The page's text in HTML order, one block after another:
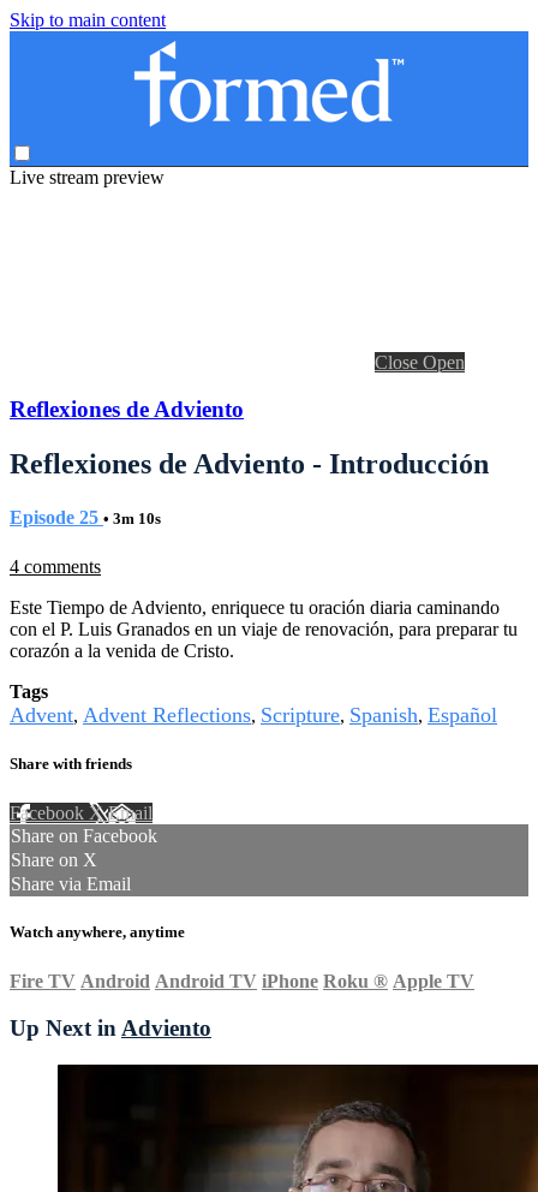
Skip to main content
Live stream preview
Close Open
Reflexiones de Adviento
Reflexiones de Adviento - Introducción
Episode 25 • 3m 10s
4 comments
Este Tiempo de Adviento, enriquece tu oración diaria caminando
con el P. Luis Granados en un viaje de renovación, para preparar tu
corazón a la venida de Cristo.
Tags
Advent, Advent Reflections, Scripture, Spanish, Español
Share with friends
Facebook XEmail
Share on Facebook
Share on X
Share via Email
Watch anywhere, anytime
Fire TV Android Android TV iPhone Roku ® Apple TV
Up Next in Adviento